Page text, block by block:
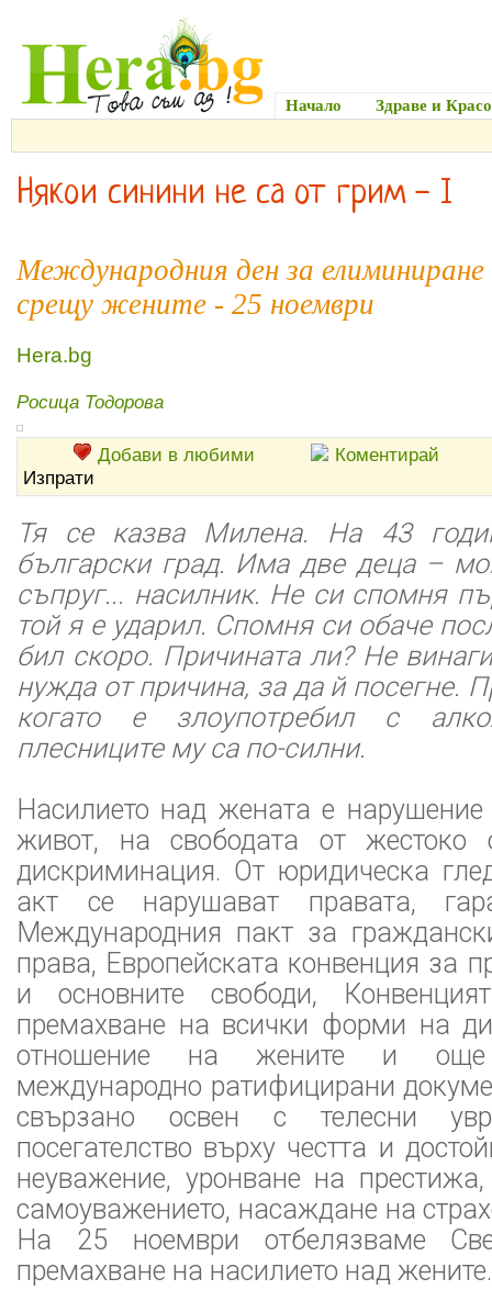
Начало Здраве и
Някои синини не са от грим - I
Международния ден за
срещу жените - 25 ноември
Hera.bg
Росица Тодорова
Добави в любими
Коментирай
Изпрати
Тя се казва Милена. На 43
български град. Има две деца –
съпруг... насилник. Не си спомня
той я е ударил. Спомня си обаче
бил скоро. Причината ли? Не
нужда от причина, за да й посегне.
когато е злоупотребил с
плесниците му са по-силни.
Насилието над жената е
живот, на свободата от жестоко
дискриминация. От юридическа
акт се нарушават правата,
Международния пакт за
права, Европейската конвенция за
и основните свободи,
премахване на всички форми на
отношение на жените и
международно ратифицирани
свързано освен с телесни
посегателство върху честта и
неуважение, уронване на
самоуважението, насаждане на
На 25 ноември отбелязваме
премахване на насилието над жените.